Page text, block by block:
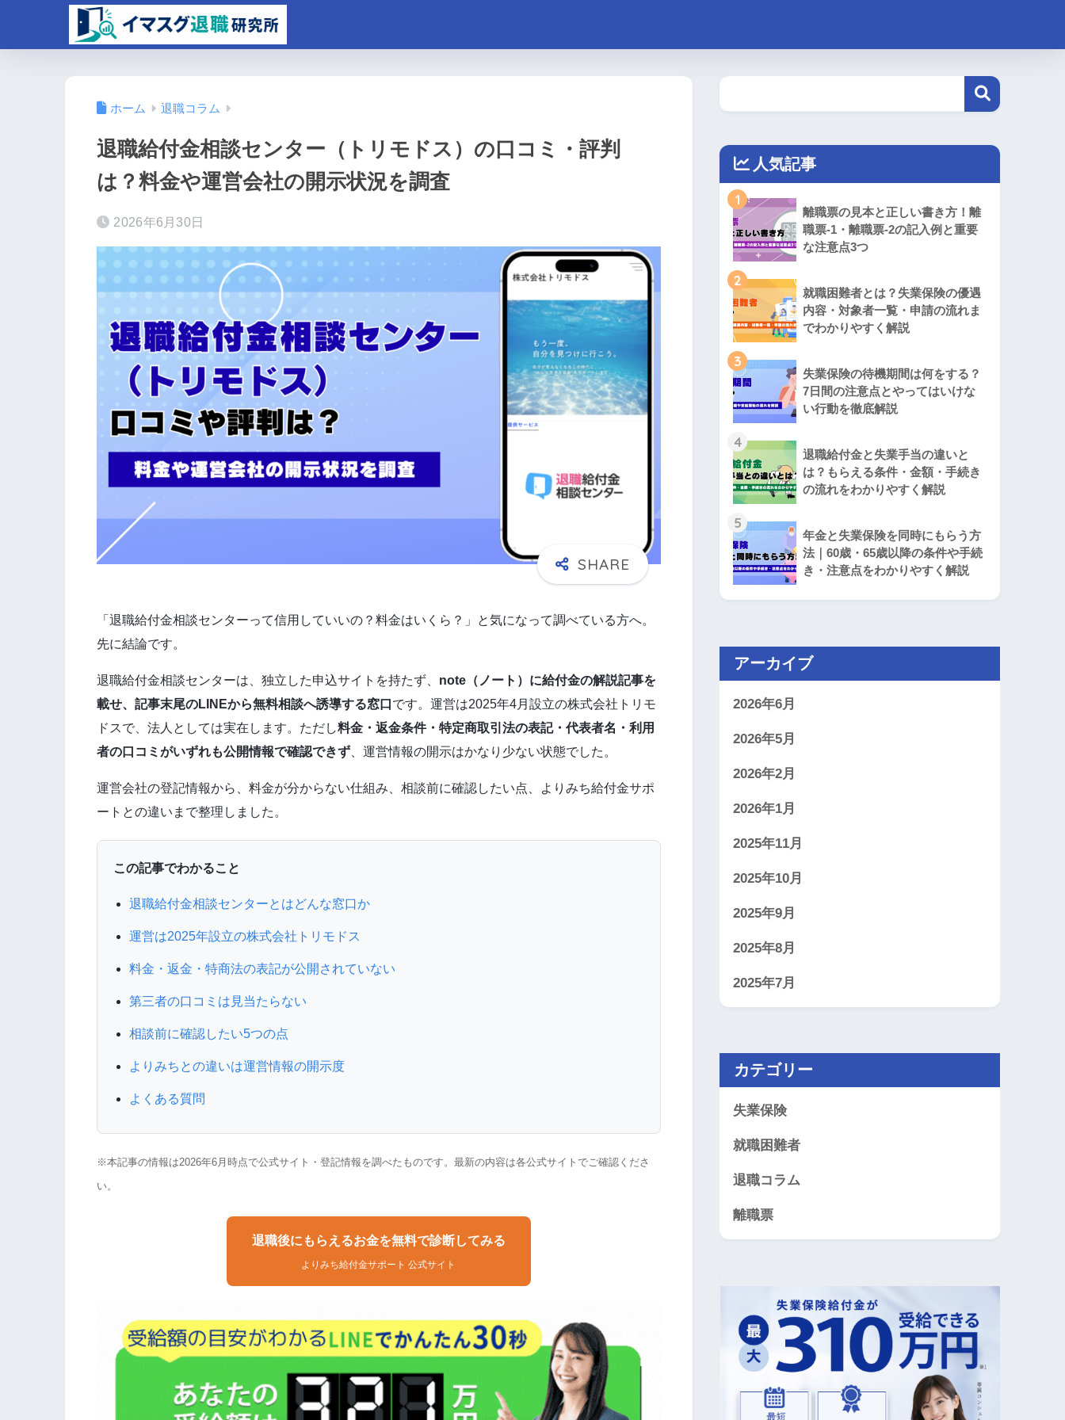
ホーム 退職コラム
退職給付金相談センター（トリモドス）の口コミ・評判
は？料金や運営会社の開示状況を調査
2026年6月30日
「退職給付金相談センターって信用していいの？料金はいくら？」と気になって調べている方へ。
先に結論です。
退職給付金相談センターは、独立した申込サイトを持たず、 note（ノート）に給付金の解説記事を
載せ、記事末尾のLINEから無料相談へ誘導する窓口 です。運営は2025年4月設立の株式会社トリモ
ドスで、法人としては実在します。ただし料金・返金条件・特定商取引法の表記・代表者名・利用
者の口コミがいずれも公開情報で確認できず 、運営情報の開示はかなり少ない状態でした。
運営会社の登記情報から、料金が分からない仕組み、相談前に確認したい点、よりみち給付金サポ
ートとの違いまで整理しました。
この記事でわかること
退職給付金相談センターとはどんな窓口か
運営は2025年設立の株式会社トリモドス
料金・返金・特商法の表記が公開されていない
第三者の口コミは見当たらない
相談前に確認したい5つの点
よりみちとの違いは運営情報の開示度
よくある質問
※本記事の情報は2026年6月時点で公式サイト・登記情報を調べたものです。最新の内容は各公式サイトでご確認くださ
い。
退職後にもらえるお金を無料で診断してみる
よりみち給付金サポート 公式サイト
人気記事
1
離職票の見本と正しい書き方！離
職票-1・離職票-2の記入例と重要
な注意点3つ
2
就職困難者とは？失業保険の優遇
内容・対象者一覧・申請の流れま
でわかりやすく解説
3
失業保険の待機期間は何をする？
7日間の注意点とやってはいけな
い行動を徹底解説
4
退職給付金と失業手当の違いと
は？もらえる条件・金額・手続き
の流れをわかりやすく解説
5
年金と失業保険を同時にもらう方
法｜60歳・65歳以降の条件や手続
き・注意点をわかりやすく解説
アーカイブ
2026年6月
2026年5月
2026年2月
2026年1月
2025年11月
2025年10月
2025年9月
2025年8月
2025年7月
カテゴリー
失業保険
就職困難者
退職コラム
離職票